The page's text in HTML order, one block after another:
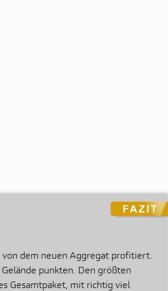
dem neuen Aggregat profitiert.
punkten. Den größten
Gesamtpaket, mit richtig viel